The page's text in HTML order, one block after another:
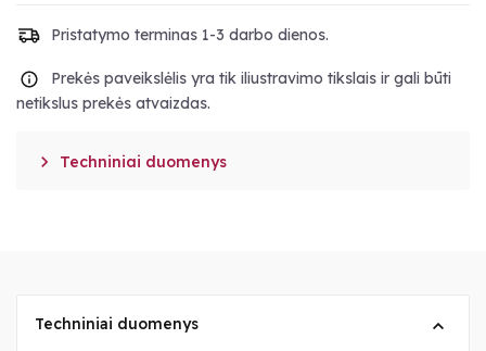
Pristatymo terminas 1-3 darbo dienos.
Prekės paveikslėlis yra tik iliustravimo tikslais ir gali būti
netikslus prekės atvaizdas.
 Techniniai duomenys
Techniniai duomenys